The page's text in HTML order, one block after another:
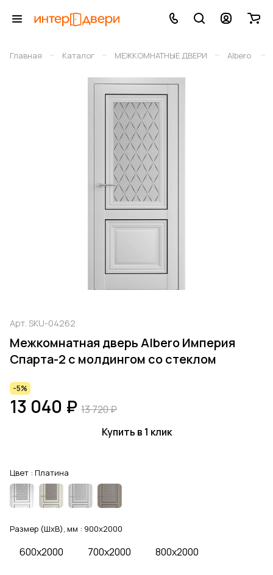
Главная – Каталог – МЕЖКОМНАТНЫЕ ДВЕРИ – Albero –
Арт. SKU-04262
Межкомнатная дверь Albero Империя
Спарта-2 с молдингом со стеклом
-5%
13 040 ₽ 13 720 ₽
Купить в 1 клик
Цвет : Платина
Размер (ШхВ), мм : 900x2000
600x2000 700x2000 800x2000